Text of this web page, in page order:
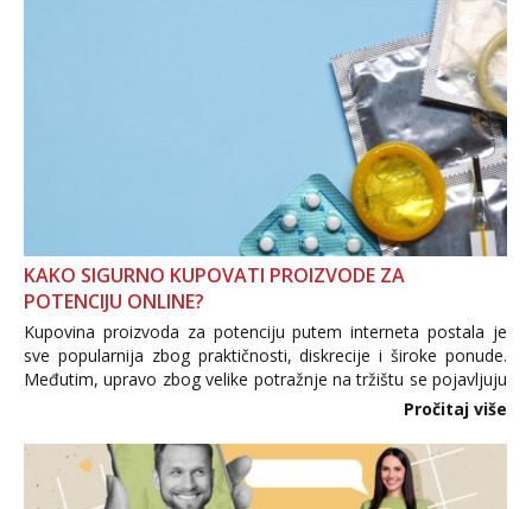
KAKO SIGURNO KUPOVATI PROIZVODE ZA
POTENCIJU ONLINE?
Kupovina proizvoda za potenciju putem interneta postala je
sve popularnija zbog praktičnosti, diskrecije i široke ponude.
Međutim, upravo zbog velike potražnje na tržištu se pojavljuju
i brojni krivotvoreni proizvodi, nepouzdane internetske
Pročitaj više